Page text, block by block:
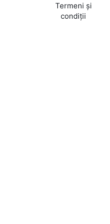
Termeni și
condiții